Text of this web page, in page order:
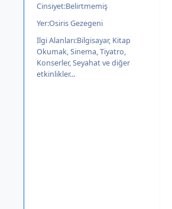
Cinsiyet:Belirtmemiş
Yer:Osiris Gezegeni
İlgi Alanları:Bilgisayar, Kitap
Okumak, Sinema, Tiyatro,
Konserler, Seyahat ve diğer
etkinlikler...